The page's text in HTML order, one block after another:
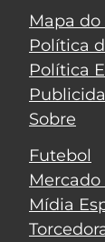
Mapa do
Política
Política
Sobre
Futebol
Mercado
Mídia